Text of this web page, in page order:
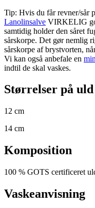
Tip: Hvis du får revner/sår
Lanolinsalve VIRKELIG
samtidig holder den såret
sårskorpe. Det gør nemlig
sårskorpe af brystvorten,
Vi kan også anbefale en
indtil de skal vaskes.
Størrelser på
12 cm
14 cm
Komposition
100 % GOTS certificeret
Vaskeanvisning